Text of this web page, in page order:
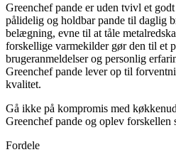
Greenchef pande er uden tvivl et
pålidelig og holdbar pande til daglig
belægning, evne til at tåle
forskellige varmekilder gør den til et
brugeranmeldelser og personlig
Greenchef pande lever op til
kvalitet.
Gå ikke på kompromis med
Greenchef pande og oplev forskellen
Fordele